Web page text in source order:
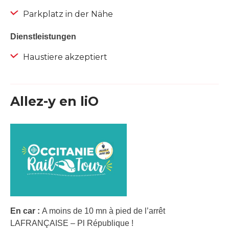
Parkplatz in der Nähe
Dienstleistungen
Haustiere akzeptiert
Allez-y en liO
En car : A moins de 10 mn à pied de l’arrêt
LAFRANÇAISE – Pl République !